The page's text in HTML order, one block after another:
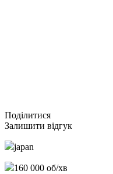
Подiлитися
Залишити відгук
japan
160 000 об/хв